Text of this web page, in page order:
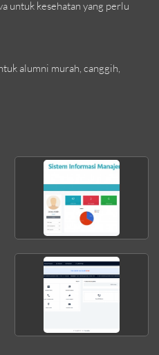
untuk kesehatan yang perlu
alumni murah, canggih,